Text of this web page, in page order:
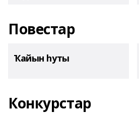
Повестар
Ҡайын һуты
Конкурстар